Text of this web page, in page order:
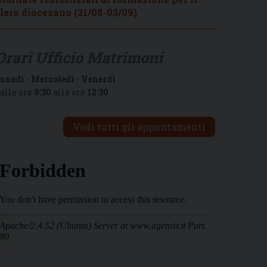
diocesano (31/08-03/09)
- Mercoledì - Venerdì
ore 9:30 alle ore 12:30
Vedi tutti gli appuntamenti